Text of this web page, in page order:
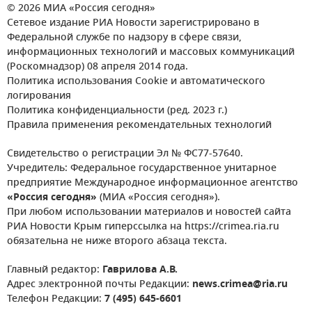
© 2026 МИА «Россия сегодня»
Сетевое издание РИА Новости зарегистрировано в
Федеральной службе по надзору в сфере связи,
информационных технологий и массовых коммуникаций
(Роскомнадзор) 08 апреля 2014 года.
Политика использования Cookie и автоматического
логирования
Политика конфиденциальности (ред. 2023 г.)
Правила применения рекомендательных технологий
Свидетельство о регистрации Эл № ФС77-57640.
Учредитель: Федеральное государственное унитарное
предприятие Международное информационное агентство
«Россия сегодня» (МИА «Россия сегодня»).
При любом использовании материалов и новостей сайта
РИА Новости Крым гиперссылка на https://crimea.ria.ru
обязательна не ниже второго абзаца текста.
Главный редактор: Гаврилова А.В.
Адрес электронной почты Редакции: news.crimea@ria.ru
Телефон Редакции: 7 (495) 645-6601